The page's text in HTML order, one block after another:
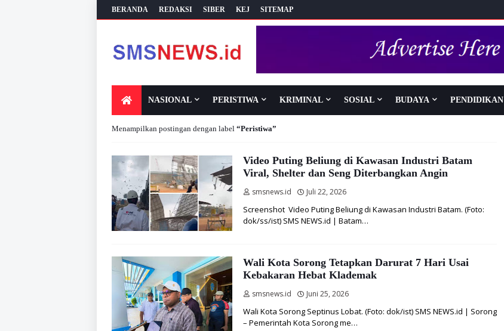
BERANDA REDAKSI SIBER KEJ SITEMAP
NASIONAL PERISTIWA KRIMINAL SOSIAL BUDAYA PENDIDIKAN
Menampilkan postingan dengan label Peristiwa
Video Puting Beliung di Kawasan Industri Batam
Viral, Shelter dan Seng Diterbangkan Angin
smsnews.id Juli 22, 2026
Screenshot Video Puting Beliung di Kawasan Industri Batam. (Foto:
dok/ss/ist) SMS NEWS.id | Batam…
Wali Kota Sorong Tetapkan Darurat 7 Hari Usai
Kebakaran Hebat Klademak
smsnews.id Juni 25, 2026
Wali Kota Sorong Septinus Lobat. (Foto: dok/ist) SMS NEWS.id | Sorong
– Pemerintah Kota Sorong me…